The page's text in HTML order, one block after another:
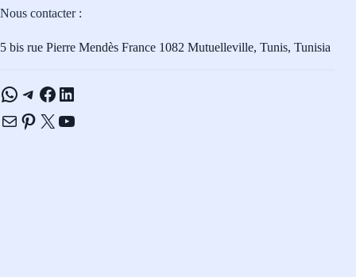
Nous contacter :
5 bis rue Pierre Mendès France 1082 Mutuelleville, Tunis, Tunisia
WhatsApp
Telegram
Facebook
LinkedIn
E-mailPinterest
X YouTube